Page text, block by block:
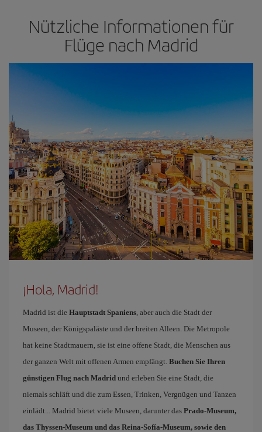
Nützliche Informationen für
Flüge nach Madrid
¡Hola, Madrid!
Madrid ist die Hauptstadt Spaniens, aber auch die Stadt der
Museen, der Königspaläste und der breiten Alleen. Die Metropole
hat keine Stadtmauern, sie ist eine offene Stadt, die Menschen aus
der ganzen Welt mit offenen Armen empfängt. Buchen Sie Ihren
günstigen Flug nach Madrid und erleben Sie eine Stadt, die
niemals schläft und die zum Essen, Trinken, Vergnügen und Tanzen
einlädt... Madrid bietet viele Museen, darunter das Prado-Museum,
das Thyssen-Museum und das Reina-Sofía-Museum, sowie den